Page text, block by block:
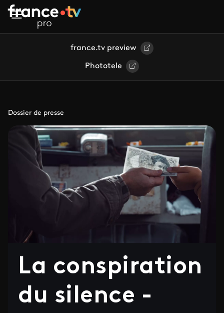
Aller au contenu principal
france.tv preview
Phototele
Dossier de presse
La conspiration
du silence -